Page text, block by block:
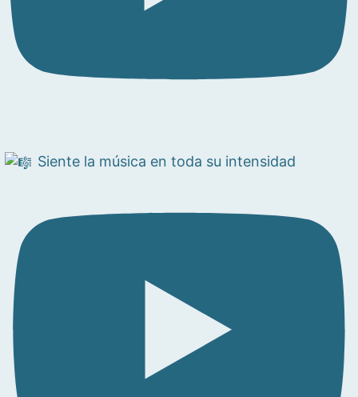
Siente la música en toda su intensidad